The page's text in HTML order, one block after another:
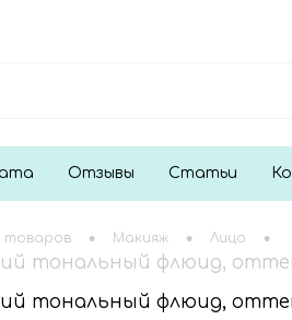
Отзывы Статьи
товаров • Макияж • Лицо •
тональный флюид,
тональный флюид,